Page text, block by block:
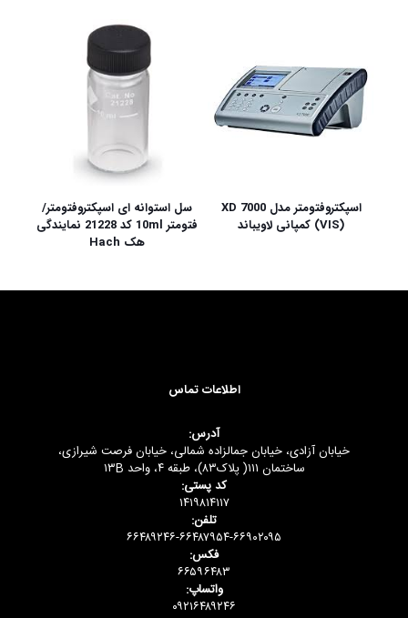
اسپکتروفتومتر مدل XD 7000
(VIS) کمپانی لاویباند
سل استوانه ای اسپکتروفتومتر/
فتومتر 10ml کد 21228 نمایندگی
هک Hach
اطلاعات تماس
آدرس:
خیابان آزادی، خیابان جمالزاده شمالی، خیابان فرصت شیرازی،
ساختمان ۱۱۱( پلاک۸۳)، طبقه ۴، واحد ۱۳B
کد پستی:
۱۴۱۹۸۱۴۱۱۷
تلفن:
۶۶۴۸۹۲۴۶-۶۶۴۸۷۹۵۴-۶۶۹۰۲۰۹۵
فکس:
۶۶۵۹۶۴۸۳
واتساپ:
۰۹۲۱۶۴۸۹۲۴۶